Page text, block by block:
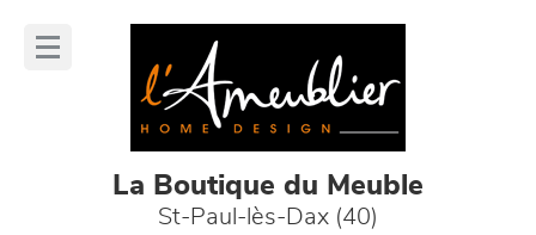
La Boutique du Meuble
St-Paul-lès-Dax (40)